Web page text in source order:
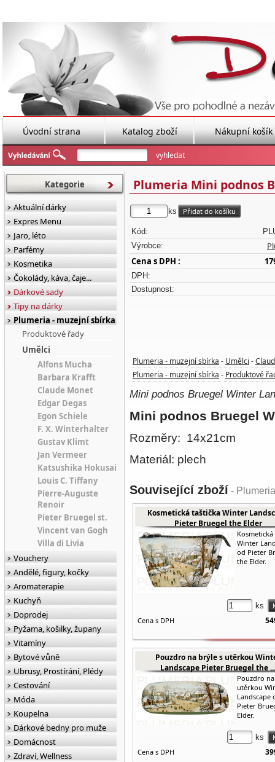
Úvodní strana Katalog zboží Nákupní košík
Plumeria Mini podnos
ks
Kód:
Výrobce:
Cena s DPH :
DPH:
Dostupnost:
Plumeria - muzejní sbírka - Umělci -
Plumeria - muzejní sbírka - Produktové
Mini podnos Bruegel Winter
Mini podnos Bruegel
Rozměry: 14x21cm
Materiál: plech
Související zboží -
Kosmetická taštička Winter
Pieter Bruegel the Elder
Winter
od Pieter
the Elder.
ks
Cena s DPH
Pouzdro na brýle s utěrkou
Landscape Pieter Bruegel the ...
Pouzdro
utěrkou
Landscape
Pieter
Elder.
ks
Cena s DPH
Kategorie
Aktuální dárky
Expres Menu
Jaro, léto
Parfémy
Kosmetika
Čokolády, káva, čaje...
Dárkové sady
Tipy na dárky
Plumeria - muzejní sbírka
Produktové řady
Umělci
Alfons Mucha
Barbara Krafft
Claude Monet
Edgar Degas
Egon Schiele
F. X. Winterhalter
Gustav Klimt
Jan Vermeer
Katsushika Hokusai
Louis C. Tiffany
Pierre-Auguste
Renoir
Pieter Bruegel st.
Vincent van Gogh
Villa di Livia
Vouchery
Andělé, figury, kočky
Aromaterapie
Kuchyň
Doprodej
Pyžama, košilky, župany
Vitamíny
Bytové vůně
Ubrusy, Prostírání, Plédy
Cestování
Móda
Koupelna
Dárkové bedny pro muže
Domácnost
Zdraví, Wellness